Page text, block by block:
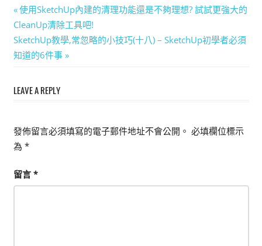
文
章
導
Previous
Post:
使用SketchUp內建的清理功能還是不夠理想? 試試更強大的
CleanUp清除工具吧!
Next
Post:
SketchUp教學,常忽略的小技巧(十八) – SketchUp初學者必須
知道的6件事
LEAVE A REPLY
發佈留言必須填寫的電子郵件地址不會公開。 必填欄位標示
為 *
留言 *